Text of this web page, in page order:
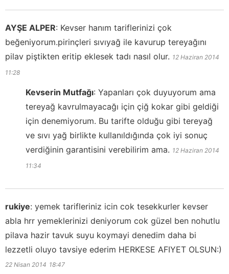
AYŞE ALPER: Kevser hanım tariflerinizi çok
beğeniyorum.pirinçleri sıvıyağ ile kavurup tereyağını
pilav piştikten eritip eklesek tadı nasıl olur. 12 Haziran 2014
11:28
Kevserin Mutfağı: Yapanları çok duyuyorum ama
tereyağ kavrulmayacağı için çiğ kokar gibi geldiği
için denemiyorum. Bu tarifte olduğu gibi tereyağ
ve sıvı yağ birlikte kullanıldığında çok iyi sonuç
verdiğinin garantisini verebilirim ama. 12 Haziran 2014
11:34
rukiye: yemek tarifleriniz icin cok tesekkurler kevser
abla hrr yemeklerinizi deniyorum cok güzel ben nohutlu
pilava hazir tavuk suyu koymayi denedim daha bi
lezzetli oluyo tavsiye ederim HERKESE AFIYET OLSUN:)
22 Nisan 2014 18:47